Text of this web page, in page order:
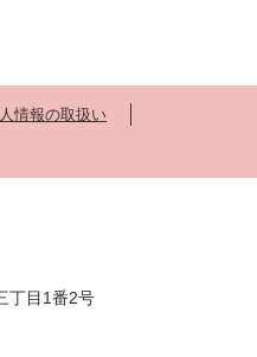
情報の取扱い
丁目1番2号